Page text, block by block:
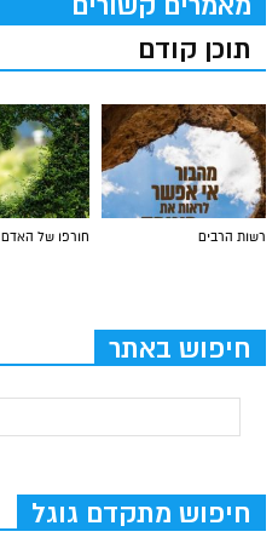
תוכן קודם
חורפו של האדם רשות הרבים
חיפוש באתר
חיפוש מתקדם גוגל